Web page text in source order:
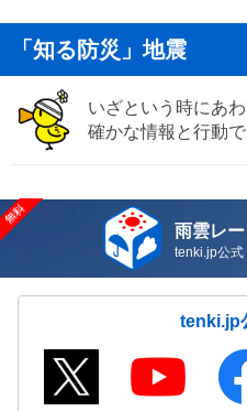
「知る防災」地震
いざという時にあ
確かな情報と行動
雨雲レー
tenki.jp公
tenki.jp